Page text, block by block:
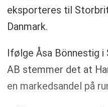
eksporteres til
Danmark.
Ifølge Åsa Bönnestig
AB stemmer det at
en markedsandel på